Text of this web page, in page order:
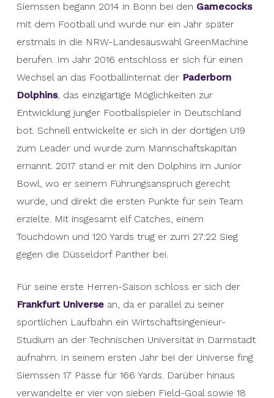
Siemssen begann 2014 in Bonn bei den Gamecocks
mit dem Football und wurde nur ein Jahr später
erstmals in die NRW-Landesauswahl GreenMachine
berufen. Im Jahr 2016 entschloss er sich für einen
Wechsel an das Footballinternat der Paderborn
Dolphins, das einzigartige Möglichkeiten zur
Entwicklung junger Footballspieler in Deutschland
bot. Schnell entwickelte er sich in der dortigen U19
zum Leader und wurde zum Mannschaftskapitän
ernannt. 2017 stand er mit den Dolphins im Junior
Bowl, wo er seinem Führungsanspruch gerecht
wurde, und direkt die ersten Punkte für sein Team
erzielte. Mit insgesamt elf Catches, einem
Touchdown und 120 Yards trug er zum 27:22 Sieg
gegen die Düsseldorf Panther bei.
Für seine erste Herren-Saison schloss er sich der
Frankfurt Universean, da er parallel zu seiner
sportlichen Laufbahn ein Wirtschaftsingenieur-
Studium an der Technischen Universität in Darmstadt
aufnahm. In seinem ersten Jahr bei der Universe fing
Siemssen 17 Pässe für 166 Yards. Darüber hinaus
verwandelte er vier von sieben Field-Goal sowie 18